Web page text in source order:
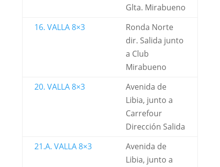
Glta. Mirabueno
16. VALLA 8×3
Ronda Norte
dir. Salida junto
a Club
Mirabueno
20. VALLA 8×3
Avenida de
Libia, junto a
Carrefour
Dirección Salida
21.A. VALLA 8×3
Avenida de
Libia, junto a